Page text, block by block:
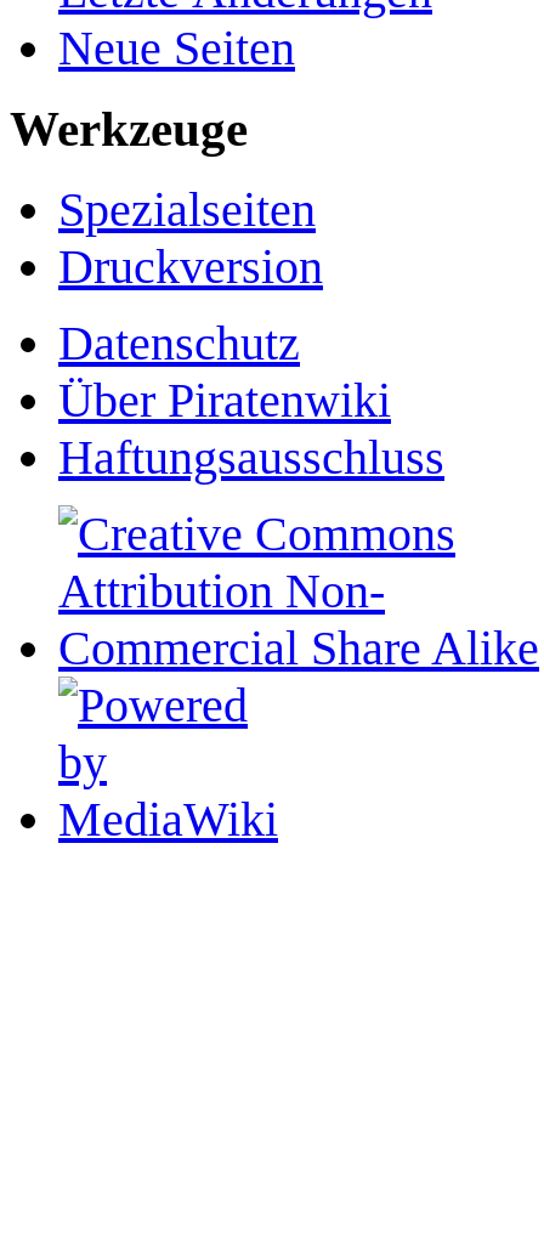
Neue Seiten
Werkzeuge
Spezialseiten
Druckversion
Datenschutz
Über Piratenwiki
Haftungsausschluss